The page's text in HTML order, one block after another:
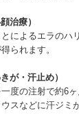
治療）
によるエラのハ
られます。
が・汗止め）
度の注射で約6
スなどに汗ジミ